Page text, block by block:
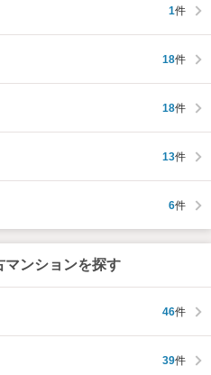
1件
18件
18件
13件
6件
マンションを探す
46件
39件